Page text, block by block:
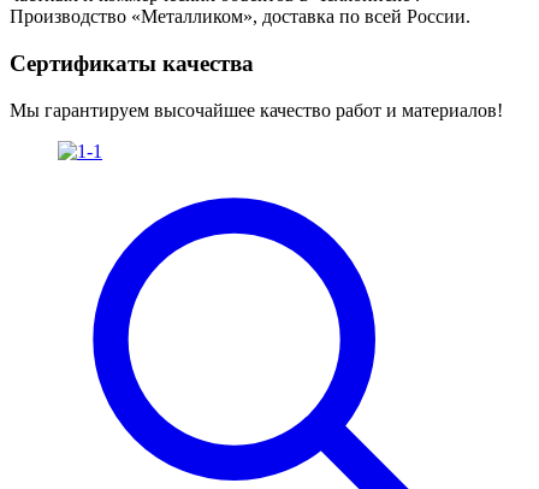
Производство «Металликом», доставка по всей России.
Сертификаты качества
Мы гарантируем высочайшее качество работ и материалов!